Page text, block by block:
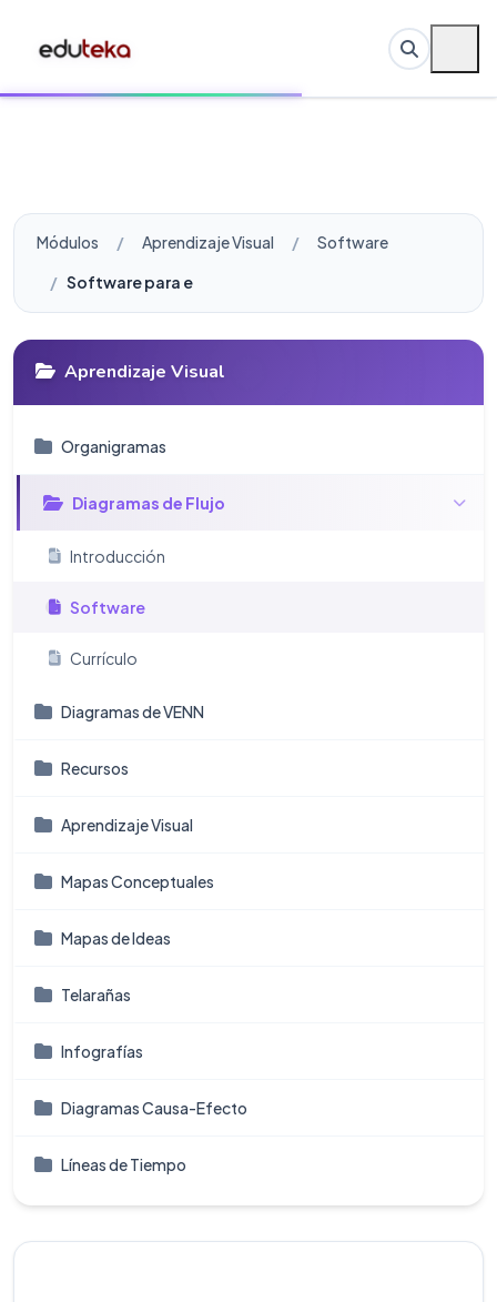
Módulos Aprendizaje Visual
Software
Software para elaborar Diagramas de Flujo
Aprendizaje Visual
Organigramas
Diagramas de Flujo
Introducción
Software
Currículo
Diagramas de VENN
Recursos
Aprendizaje Visual
Mapas Conceptuales
Mapas de Ideas
Telarañas
Infografí­as
Diagramas Causa-Efecto
Líneas de Tiempo